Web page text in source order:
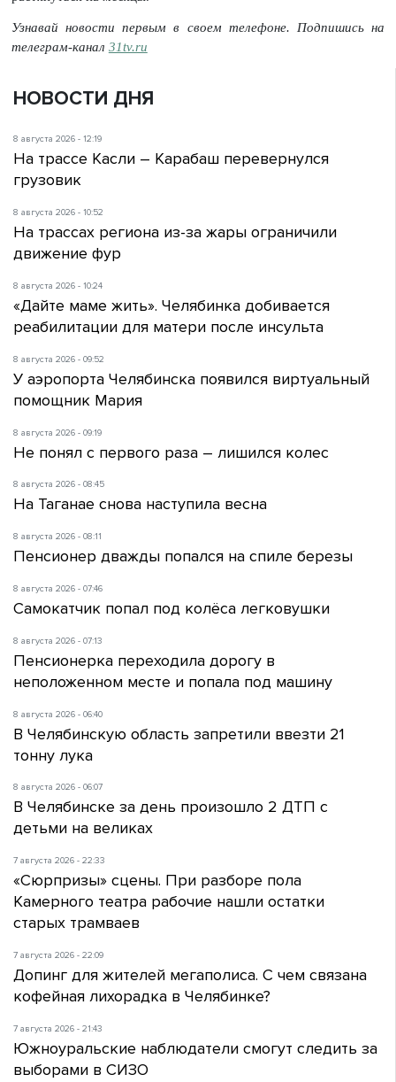
Узнавай новости первым в своем телефоне. Подпишись на
телеграм-канал 31tv.ru
НОВОСТИ ДНЯ
8 августа 2026 - 12:19
На трассе Касли – Карабаш перевернулся
грузовик
8 августа 2026 - 10:52
На трассах региона из-за жары ограничили
движение фур
8 августа 2026 - 10:24
«Дайте маме жить». Челябинка добивается
реабилитации для матери после инсульта
8 августа 2026 - 09:52
У аэропорта Челябинска появился виртуальный
помощник Мария
8 августа 2026 - 09:19
Не понял с первого раза – лишился колес
8 августа 2026 - 08:45
На Таганае снова наступила весна
8 августа 2026 - 08:11
Пенсионер дважды попался на спиле березы
8 августа 2026 - 07:46
Самокатчик попал под колёса легковушки
8 августа 2026 - 07:13
Пенсионерка переходила дорогу в
неположенном месте и попала под машину
8 августа 2026 - 06:40
В Челябинскую область запретили ввезти 21
тонну лука
8 августа 2026 - 06:07
В Челябинске за день произошло 2 ДТП с
детьми на великах
7 августа 2026 - 22:33
«Сюрпризы» сцены. При разборе пола
Камерного театра рабочие нашли остатки
старых трамваев
7 августа 2026 - 22:09
Допинг для жителей мегаполиса. С чем связана
кофейная лихорадка в Челябинке?
7 августа 2026 - 21:43
Южноуральские наблюдатели смогут следить за
выборами в СИЗО